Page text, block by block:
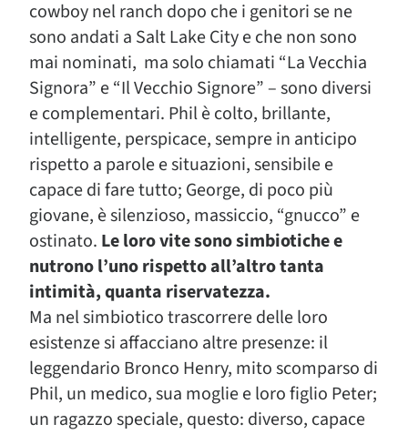
cowboy nel ranch dopo che i genitori se ne
sono andati a Salt Lake City e che non sono
mai nominati, ma solo chiamati “La Vecchia
Signora” e “Il Vecchio Signore” – sono diversi
e complementari. Phil è colto, brillante,
intelligente, perspicace, sempre in anticipo
rispetto a parole e situazioni, sensibile e
capace di fare tutto; George, di poco più
giovane, è silenzioso, massiccio, “gnucco” e
ostinato. Le loro vite sono simbiotiche e
nutrono l’uno rispetto all’altro tanta
intimità, quanta riservatezza.
Ma nel simbiotico trascorrere delle loro
esistenze si affacciano altre presenze: il
leggendario Bronco Henry, mito scomparso di
Phil, un medico, sua moglie e loro figlio Peter;
un ragazzo speciale, questo: diverso, capace